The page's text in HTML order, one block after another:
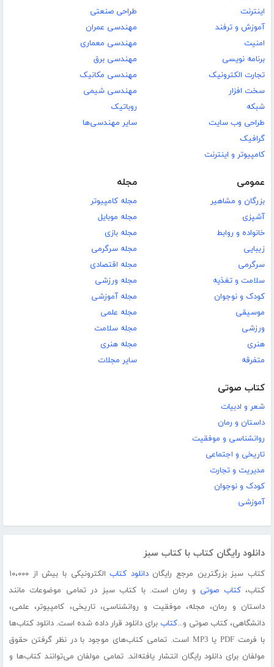
اینترنت
آموزش و ترفند
امنیت
برنامه نویسی
تجارت الکترونیک
سخت افزار
شبکه
طراحی وب سایت
گرافیک
کامپیوتر و اینترنت
طراحی صنعتی
مهندسی عمران
مهندسی معماری
مهندسی برق
مهندسی مکانیک
مهندسی شیمی
روباتیک
سایر مهندسی‌ها
عمومی
بزرگان و مشاهیر
آشپزی
خانواده و روابط
زیبایی
سرگرمی
سلامت و تغذیه
کودک و نوجوان
موسیقی
ورزشی
هنری
متفرقه
مجله
مجله کامپیوتر
مجله موبایل
مجله بازی
مجله سرگرمی
مجله اقتصادی
مجله ورزشی
مجله آموزشی
مجله علمی
مجله سلامت
مجله هنری
سایر مجلات
کتاب صوتی
شعر و ادبیات
داستان و رمان
روانشناسی و موفقیت
تاریخی و اجتماعی
مدیریت و تجارت
کودک و نوجوان
آموزشی
دانلود رایگان کتاب با کتاب سبز
کتاب سبز بزرگترین مرجع رایگاندانلود کتاب
الکترونیکی با بیش از ۱۰،۰۰۰
کتاب،کتاب صوتی و رمان است. با کتاب سبز در تمامی موضوعات مانند
داستان و رمان، مجله، موفقیت و روانشناسی، تاریخی، کامپیوتر، علمی،
دانشگاهی، کتاب صوتی و...کتاب برای دانلود قرار داده شده است. دانلود کتاب‌ها
با فرمت PDF یا MP3 است. تمامی کتاب‌های موجود با در نظر گرفتن حقوق
مولفان برای دانلود رایگان انتشار یافته‌اند. تمامی مولفان می‌توانند کتاب‌ها و